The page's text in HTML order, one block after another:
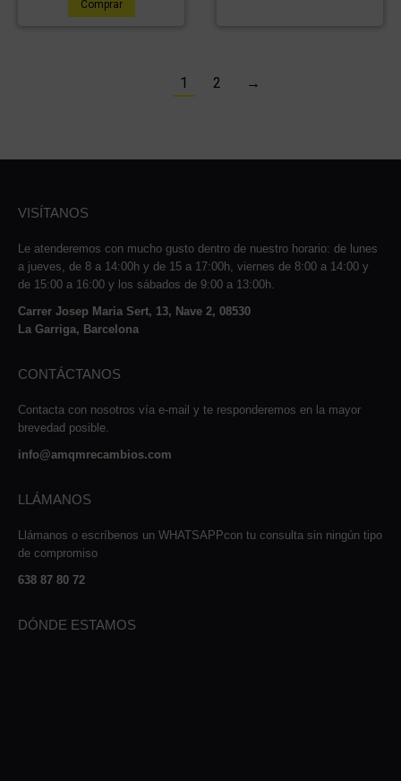
Comprar
1 2 →
VISÍTANOS
Le atenderemos con mucho gusto dentro de nuestro horario: de lunes
a jueves, de 8 a 14:00h y de 15 a 17:00h, viernes de 8:00 a 14:00 y
de 15:00 a 16:00 y los sábados de 9:00 a 13:00h.
Carrer Josep Maria Sert, 13, Nave 2, 08530
La Garriga, Barcelona
CONTÁCTANOS
Contacta con nosotros vía e-mail y te responderemos en la mayor
brevedad posible.
info@amqmrecambios.com
LLÁMANOS
Llámanos o escríbenos un WHATSAPPcon tu consulta sin ningún tipo
de compromiso
638 87 80 72
DÓNDE ESTAMOS